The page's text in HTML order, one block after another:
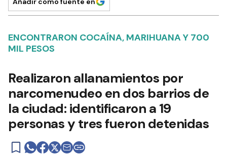
ENCONTRARON COCAÍNA, MARIHUANA Y 700
MIL PESOS
Realizaron allanamientos por
narcomenudeo en dos barrios de
la ciudad: identificaron a 19
personas y tres fueron detenidas